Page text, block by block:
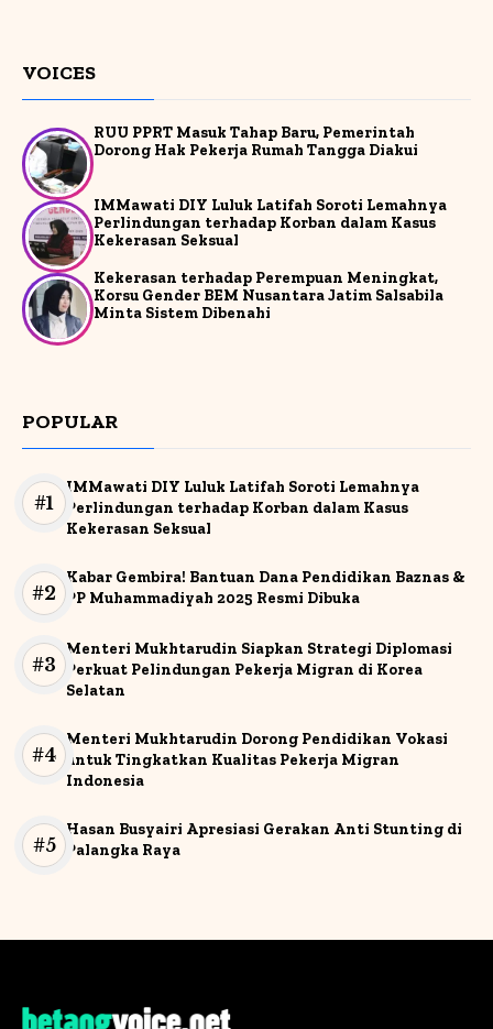
VOICES
RUU PPRT Masuk Tahap Baru, Pemerintah
Dorong Hak Pekerja Rumah Tangga Diakui
IMMawati DIY Luluk Latifah Soroti Lemahnya
Perlindungan terhadap Korban dalam Kasus
Kekerasan Seksual
Kekerasan terhadap Perempuan Meningkat,
Korsu Gender BEM Nusantara Jatim Salsabila
Minta Sistem Dibenahi
POPULAR
IMMawati DIY Luluk Latifah Soroti Lemahnya
Perlindungan terhadap Korban dalam Kasus
Kekerasan Seksual
Kabar Gembira! Bantuan Dana Pendidikan Baznas &
PP Muhammadiyah 2025 Resmi Dibuka
Menteri Mukhtarudin Siapkan Strategi Diplomasi
Perkuat Pelindungan Pekerja Migran di Korea
Selatan
Menteri Mukhtarudin Dorong Pendidikan Vokasi
untuk Tingkatkan Kualitas Pekerja Migran
Indonesia
Hasan Busyairi Apresiasi Gerakan Anti Stunting di
Palangka Raya